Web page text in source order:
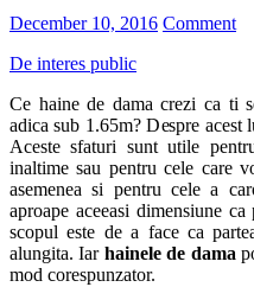
December 10, 2016 Comment
De interes public
Ce haine de dama crezi ca ti
adica sub 1.65m? Despre
Aceste sfaturi sunt utile
inaltime sau pentru cele care
asemenea si pentru cele a
aproape aceeasi dimensiune
scopul este de a face ca
alungita. Iar hainele de dama
mod corespunzator.